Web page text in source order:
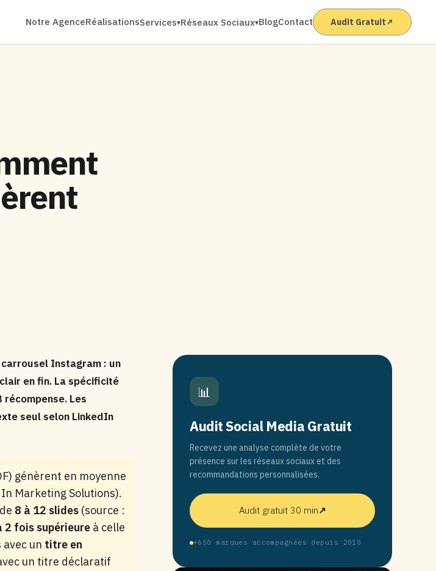
Notre AgenceRéalisationsServices▾Réseaux Sociaux▾BlogContact Audit Gratuit↗
Instagram : un
en fin. La spécificité
récompense. Les
seul selon LinkedIn
génèrent en moyenne
Marketing Solutions).
8 à 12 slides (source :
2 fois supérieure à celle
un titre en
un titre déclaratif
📊
Audit Social Media Gratuit
Recevez une analyse complète de votre
présence sur les réseaux sociaux et des
recommandations personnalisées.
Audit gratuit 30 min↗
+650 marques accompagnées depuis 2010